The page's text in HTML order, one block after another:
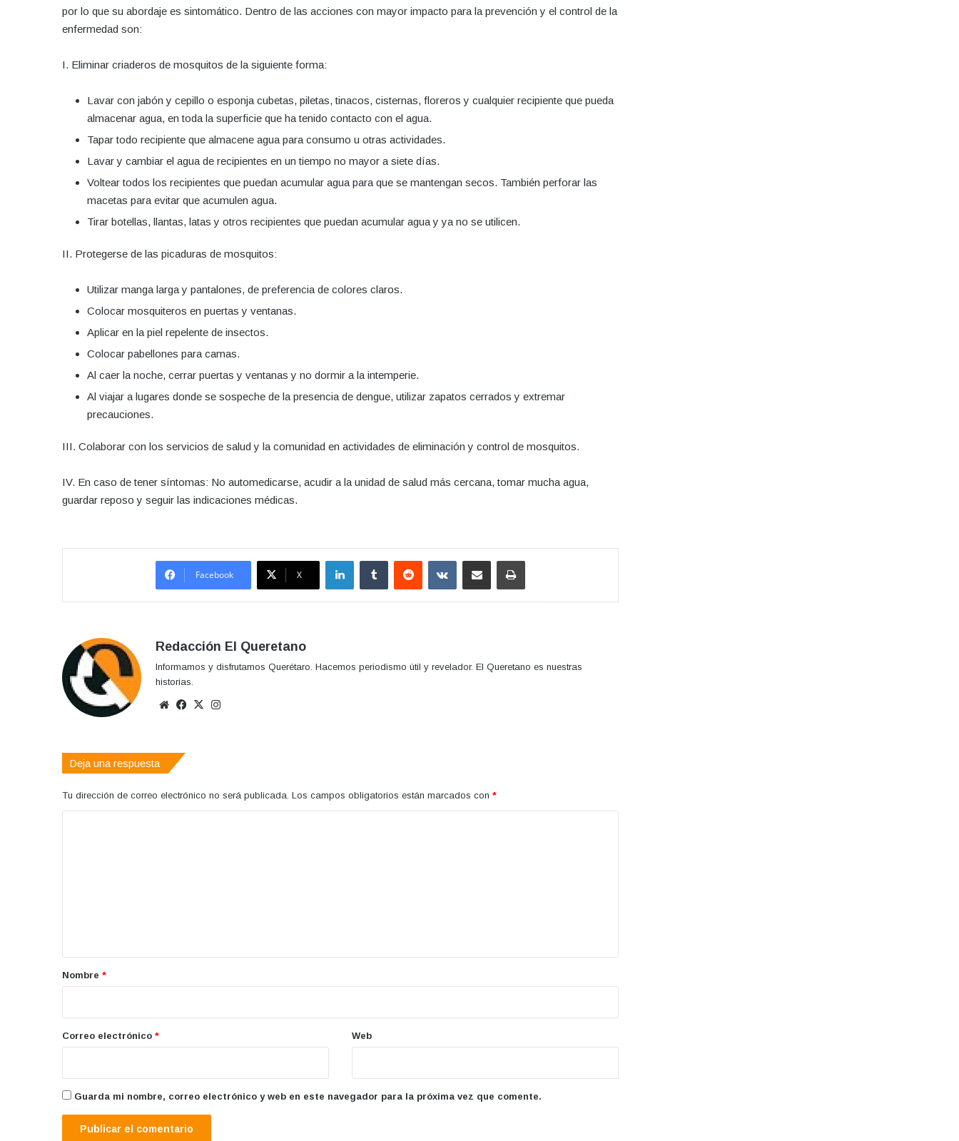
por lo que su abordaje es sintomático. Dentro de las acciones con mayor impacto para la prevención y el control de la
enfermedad son:
I. Eliminar criaderos de mosquitos de la siguiente forma:
Lavar con jabón y cepillo o esponja cubetas, piletas, tinacos, cisternas, floreros y cualquier recipiente que pueda
almacenar agua, en toda la superficie que ha tenido contacto con el agua.
Tapar todo recipiente que almacene agua para consumo u otras actividades.
Lavar y cambiar el agua de recipientes en un tiempo no mayor a siete días.
Voltear todos los recipientes que puedan acumular agua para que se mantengan secos. También perforar las
macetas para evitar que acumulen agua.
Tirar botellas, llantas, latas y otros recipientes que puedan acumular agua y ya no se utilicen.
II. Protegerse de las picaduras de mosquitos:
Utilizar manga larga y pantalones, de preferencia de colores claros.
Colocar mosquiteros en puertas y ventanas.
Aplicar en la piel repelente de insectos.
Colocar pabellones para camas.
Al caer la noche, cerrar puertas y ventanas y no dormir a la intemperie.
Al viajar a lugares donde se sospeche de la presencia de dengue, utilizar zapatos cerrados y extremar
precauciones.
III. Colaborar con los servicios de salud y la comunidad en actividades de eliminación y control de mosquitos.
IV. En caso de tener síntomas: No automedicarse, acudir a la unidad de salud más cercana, tomar mucha agua,
guardar reposo y seguir las indicaciones médicas.
Facebook X
LinkedInTumblr Reddit VKontakteCompartir por correo electrónicoImprimir
Redacción El Queretano
Informamos y disfrutamos Querétaro. Hacemos periodismo útil y revelador. El Queretano es nuestras
historias.
Sitio
Facebook
X
Deja una respuesta
Tu dirección de correo electrónico no será publicada. Los campos obligatorios están marcados con *
r
*
Nombre *
Correo electrónico * Web
Guarda mi nombre, correo electrónico y web en este navegador para la próxima vez que comente.